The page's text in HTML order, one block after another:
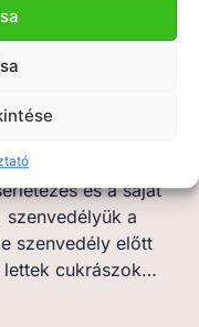
és a saját
a
szenvedély előtt
lettek cukrászok…